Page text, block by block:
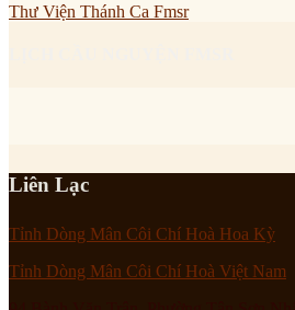
Thư Viện Thánh Ca Fmsr
Liên Lạc
Tỉnh Dòng Mân Côi Chí Hoà Hoa Kỳ
Tỉnh Dòng Mân Côi Chí Hoà Việt Nam